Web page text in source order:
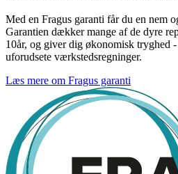
Med en Fragus garanti får du en nem
Garantien dækker mange af de dyre
10år, og giver dig økonomisk tryghed
uforudsete værkstedsregninger.
Læs mere om Fragus garanti